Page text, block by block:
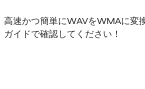
高速かつ簡単にWAVをWMAに変
ガイドで確認してください！